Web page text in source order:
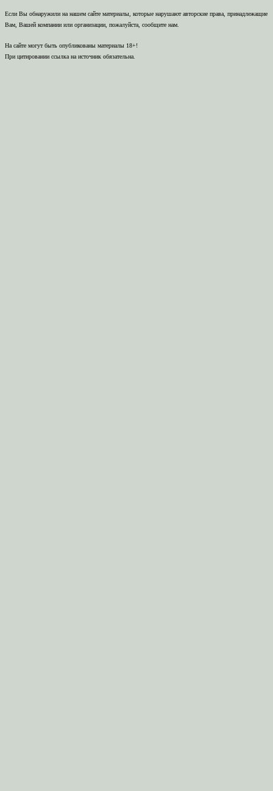
Если Вы обнаружили на нашем сайте материалы, которые нарушают авторские права, принадлежащие
Вам, Вашей компании или организации, пожалуйста, сообщите нам.
На сайте могут быть опубликованы материалы 18+!
При цитировании ссылка на источник обязательна.